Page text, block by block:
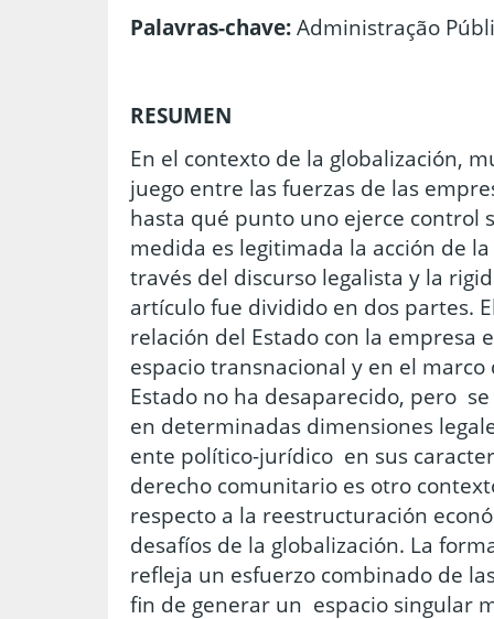
Palavras-chave:Administração
RESUMEN
En el contexto de la globalización,
juego entre las fuerzas de las
hasta qué punto uno ejerce control
medida es legitimada la acción de
través del discurso legalista y la
artículo fue dividido en dos partes.
relación del Estado con la empresa
espacio transnacional y en el marco
Estado no ha desaparecido, pero
en determinadas dimensiones
ente político-jurídico en sus
derecho comunitario es otro
respecto a la reestructuración
desafíos de la globalización. La
refleja un esfuerzo combinado de
fin de generar un espacio singular